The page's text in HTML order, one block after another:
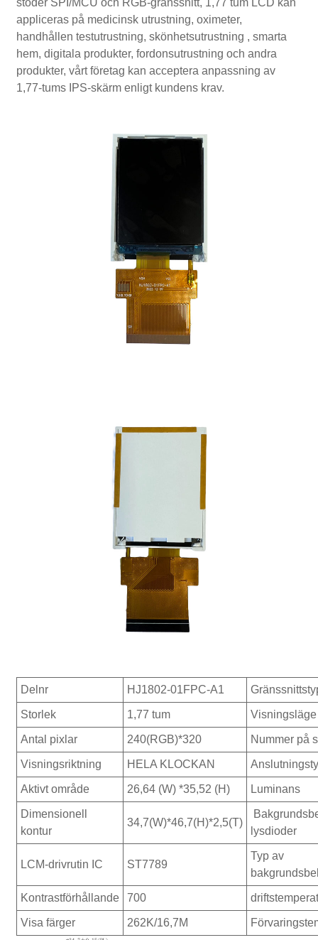
stöder SPI/MCU och RGB-gränssnitt, 1,77 tum LCD kan
appliceras på medicinsk utrustning, oximeter,
handhållen testutrustning, skönhetsutrustning , smarta
hem, digitala produkter, fordonsutrustning och andra
produkter, vårt företag kan acceptera anpassning av
1,77-tums IPS-skärm enligt kundens krav.
Delnr HJ1802-01FPC-A1
Storlek 1,77 tum Visningsläge
Antal pixlar 240(RGB)*320 Nummer på
Visningsriktning HELA KLOCKAN
Aktivt område 26,64 (W) *35,52 (H) Luminans
Dimensionell
kontur
34,7(W)*46,7(H)*2,5(T)
lysdioder
LCM-drivrutin IC ST7789
Typ av
Kontrastförhållande 700
Visa färger 262K/16,7M